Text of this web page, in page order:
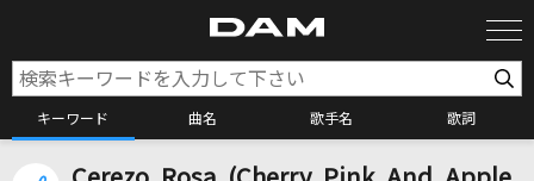
キーワード 曲名 歌手名 歌詞